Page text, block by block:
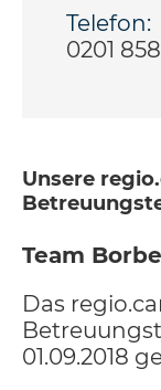
Unsere
Team
Das
01.09.2018
Telefon:
0201